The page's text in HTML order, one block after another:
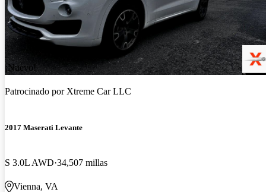
¡Nuevo!
Patrocinado porXtreme Car LLC
2017 Maserati Levante
S 3.0L AWD 34,507 millas
Vienna, VA